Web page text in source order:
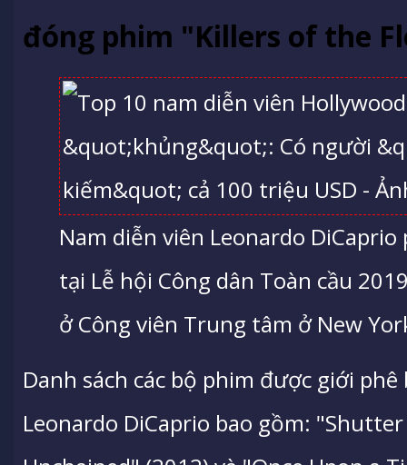
đóng phim "Killers of the
Nam diễn viên Leonardo
tại Lễ hội Công dân Toàn cầu
ở Công viên Trung tâm ở New
Danh sách các bộ phim được giới
Leonardo DiCaprio bao gồm: